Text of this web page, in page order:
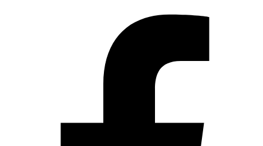
Porque creemos en la importancia del arte de la